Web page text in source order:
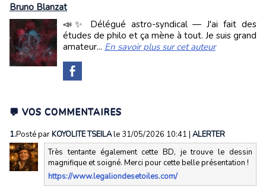
Bruno Blanzat
📣✨ Délégué astro-syndical — J'ai fait des
études de philo et ça mène à tout. Je suis grand
amateur... En savoir plus sur cet auteur
💬 VOS COMMENTAIRES
1.Posté parKOYOLITE TSEILAle 31/05/2026 10:41 | ALERTER
Très tentante également cette BD, je trouve le dessin
magnifique et soigné. Merci pour cette belle présentation !
https://www.legaliondesetoiles.com/